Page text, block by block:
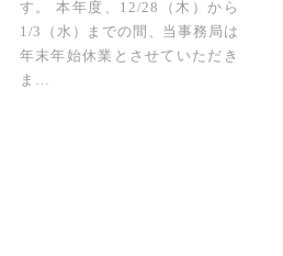
す。 本年度、12/28（木）から
1/3（水）までの間、当事務局は
年末年始休業とさせていただき
ま…